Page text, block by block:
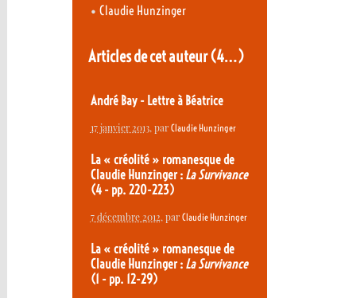
• Claudie Hunzinger
Articles de cet auteur(4…)
André Bay - Lettre à Béatrice
17 janvier 2013, par Claudie Hunzinger
La « créolité » romanesque de
Claudie Hunzinger : La Survivance
(4 - pp. 220-223)
7 décembre 2012, par Claudie Hunzinger
La « créolité » romanesque de
Claudie Hunzinger : La Survivance
(1 - pp. 12-29)